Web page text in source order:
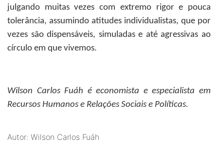
julgando muitas vezes com extremo rigor e pouca
tolerância, assumindo atitudes individualistas, que por
vezes são dispensáveis, simuladas e até agressivas ao
círculo em que vivemos.
Wilson Carlos Fuáh é economista e especialista em
Recursos Humanos e Relações Sociais e Políticas.
Autor: Wilson Carlos Fuáh